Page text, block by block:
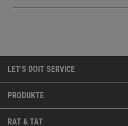
LET'S DOIT SERVICE
PRODUKTE
RAT & TAT